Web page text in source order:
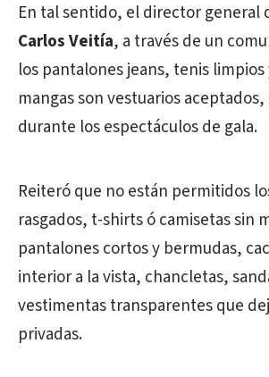
En tal sentido, el director general
Carlos Veitía, a través de un
los pantalones jeans, tenis limpios
mangas son vestuarios
durante los espectáculos de gala.
Reiteró que no están permitidos
rasgados, t-shirts ó camisetas sin
pantalones cortos y bermudas,
interior a la vista, chancletas,
vestimentas transparentes que
privadas.